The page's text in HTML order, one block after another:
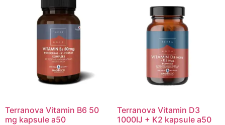
Terranova Vitamin B6 50
mg kapsule a50
Terranova Vitamin D3
1000IJ + K2 kapsule a50